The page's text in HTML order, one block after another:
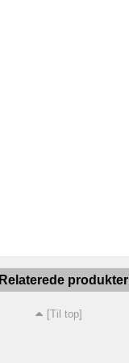
Relaterede produkter
[Til top]